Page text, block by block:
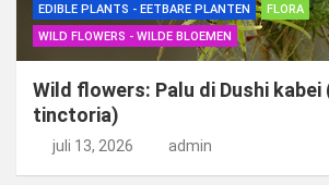
EDIBLE PLANTS - EETBARE PLANTEN
FLORA
WILD FLOWERS - WILDE BLOEMEN
Wild flowers: Palu di Dushi kabei
tinctoria)
juli 13, 2026 admin